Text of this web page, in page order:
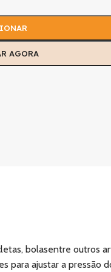
AGORA
bolasentre outros
para ajustar a pressão